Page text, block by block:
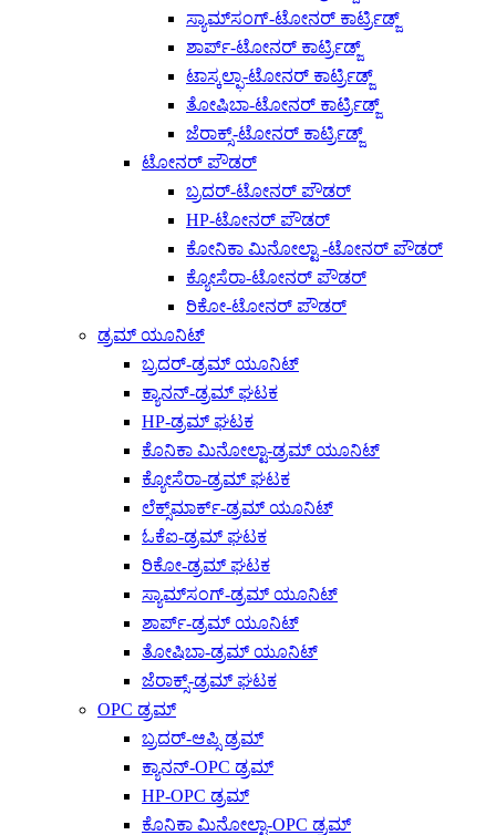
ಸ್ಯಾಮ್‌ಸಂಗ್-ಟೋನರ್ ಕಾರ್ಟ್ರಿಡ್ಜ್
ಶಾರ್ಪ್-ಟೋನರ್ ಕಾರ್ಟ್ರಿಡ್ಜ್
ಟಾಸ್ಕಲ್ಫಾ-ಟೋನರ್ ಕಾರ್ಟ್ರಿಡ್ಜ್
ತೋಷಿಬಾ-ಟೋನರ್ ಕಾರ್ಟ್ರಿಡ್ಜ್
ಜೆರಾಕ್ಸ್-ಟೋನರ್ ಕಾರ್ಟ್ರಿಡ್ಜ್
ಟೋನರ್ ಪೌಡರ್
ಬ್ರದರ್-ಟೋನರ್ ಪೌಡರ್
HP-ಟೋನರ್ ಪೌಡರ್
ಕೋನಿಕಾ ಮಿನೋಲ್ಟಾ -ಟೋನರ್ ಪೌಡರ್
ಕ್ಯೋಸೆರಾ-ಟೋನರ್ ಪೌಡರ್
ರಿಕೋ-ಟೋನರ್ ಪೌಡರ್
ಡ್ರಮ್ ಯೂನಿಟ್
ಬ್ರದರ್-ಡ್ರಮ್ ಯೂನಿಟ್
ಕ್ಯಾನನ್-ಡ್ರಮ್ ಘಟಕ
HP-ಡ್ರಮ್ ಘಟಕ
ಕೊನಿಕಾ ಮಿನೋಲ್ಟಾ-ಡ್ರಮ್ ಯೂನಿಟ್
ಕ್ಯೋಸೆರಾ-ಡ್ರಮ್ ಘಟಕ
ಲೆಕ್ಸ್‌ಮಾರ್ಕ್-ಡ್ರಮ್ ಯೂನಿಟ್
ಓಕೆಐ-ಡ್ರಮ್ ಘಟಕ
ರಿಕೋ-ಡ್ರಮ್ ಘಟಕ
ಸ್ಯಾಮ್‌ಸಂಗ್-ಡ್ರಮ್ ಯೂನಿಟ್
ಶಾರ್ಪ್-ಡ್ರಮ್ ಯೂನಿಟ್
ತೋಷಿಬಾ-ಡ್ರಮ್ ಯೂನಿಟ್
ಜೆರಾಕ್ಸ್-ಡ್ರಮ್ ಘಟಕ
OPC ಡ್ರಮ್
ಬ್ರದರ್-ಆಪ್ಸಿ ಡ್ರಮ್
ಕ್ಯಾನನ್-OPC ಡ್ರಮ್
HP-OPC ಡ್ರಮ್
ಕೊನಿಕಾ ಮಿನೋಲ್ಟಾ-OPC ಡ್ರಮ್